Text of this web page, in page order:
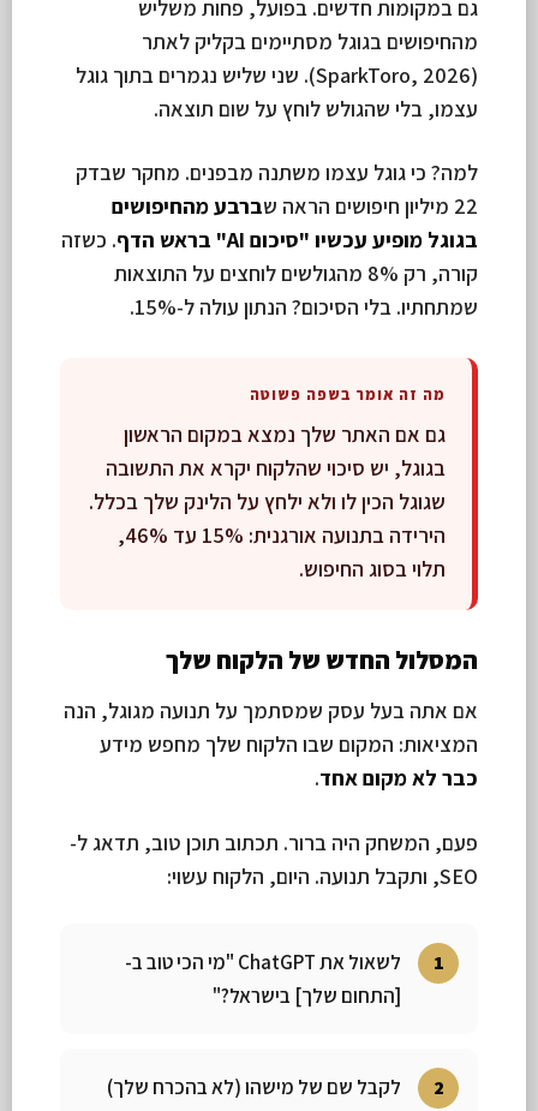
גם במקומות חדשים. בפועל, פחות משליש
מהחיפושים בגוגל מסתיימים בקליק לאתר
(SparkToro, 2026). שני שליש נגמרים בתוך גוגל
עצמו, בלי שהגולש לוחץ על שום תוצאה.
למה? כי גוגל עצמו משתנה מבפנים. מחקר שבדק
22 מיליון חיפושים הראה ש
ברבע מהחיפושים
בגוגל מופיע עכשיו "סיכום AI" בראש הדף
. כשזה
קורה, רק 8% מהגולשים לוחצים על התוצאות
שמתחתיו. בלי הסיכום? הנתון עולה ל-15%.
מה זה אומר בשפה פשוטה
גם אם האתר שלך נמצא במקום הראשון
בגוגל, יש סיכוי שהלקוח יקרא את התשובה
שגוגל הכין לו ולא ילחץ על הלינק שלך בכלל.
הירידה בתנועה אורגנית: 15% עד 46%,
תלוי בסוג החיפוש.
המסלול החדש של הלקוח שלך
אם אתה בעל עסק שמסתמך על תנועה מגוגל, הנה
המציאות: המקום שבו הלקוח שלך מחפש מידע
כבר לא מקום אחד.
פעם, המשחק היה ברור. תכתוב תוכן טוב, תדאג ל-
SEO, ותקבל תנועה. היום, הלקוח עשוי:
לשאול את ChatGPT "מי הכי טוב ב-
[התחום שלך] בישראל?"
לקבל שם של מישהו (לא בהכרח שלך)